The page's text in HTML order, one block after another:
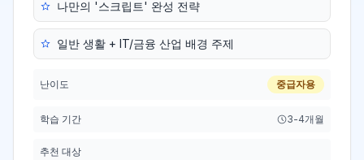
나만의 '스크립트' 완성 전략
일반 생활 + IT/금융 산업 배경 주제
난이도 중급자용
학습 기간 3-4개월
추천 대상